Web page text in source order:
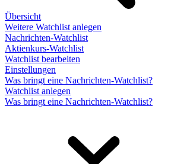
Übersicht
Weitere Watchlist anlegen
Nachrichten-Watchlist
Aktienkurs-Watchlist
Watchlist bearbeiten
Einstellungen
Was bringt eine Nachrichten-Watchlist?
Watchlist anlegen
Was bringt eine Nachrichten-Watchlist?